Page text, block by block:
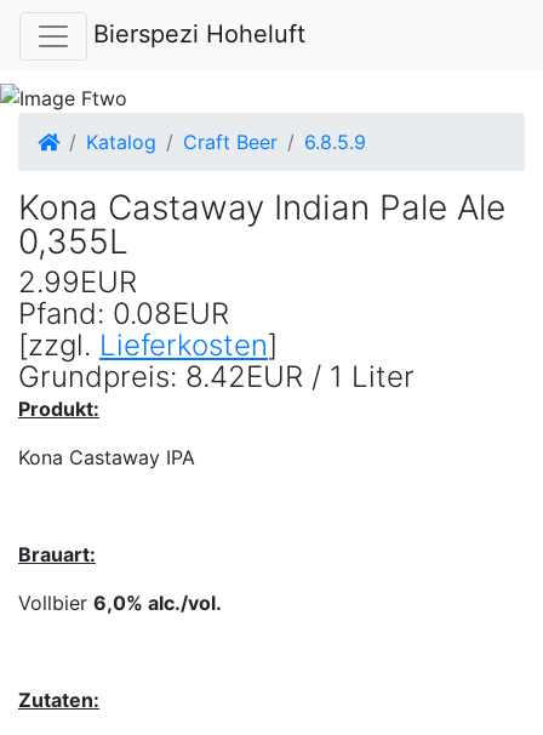
Bierspezi Hoheluft
Startseite
Katalog Craft Beer 6.8.5.9
Kona Castaway Indian Pale Ale
0,355L
2.99EUR
Pfand: 0.08EUR
[zzgl. Lieferkosten]
Grundpreis: 8.42EUR / 1 Liter
Produkt:
Kona Castaway IPA
Brauart:
Vollbier 6,0% alc./vol.
Zutaten: